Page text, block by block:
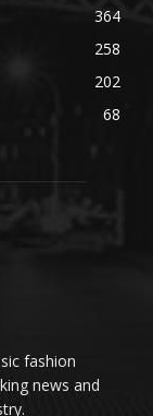
364
258
202
68
fashion
news and